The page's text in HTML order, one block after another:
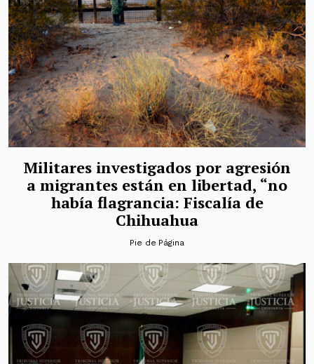
Militares investigados por agresión
a migrantes están en libertad, “no
había flagrancia: Fiscalía de
Chihuahua
Pie de Página